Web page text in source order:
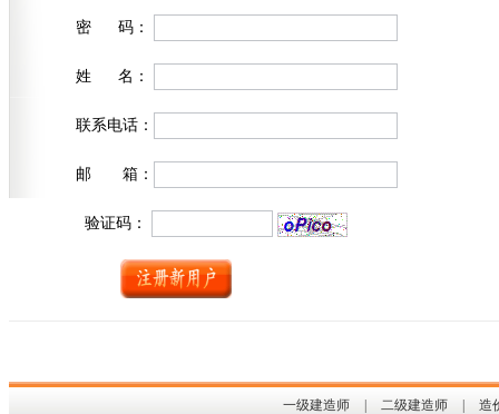
密 码：
姓 名：
联系电话：
邮 箱：
验证码：
一级建造师 二级建造师 造